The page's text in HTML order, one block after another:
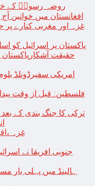
روضہ رسولؐ کے
افغانستان میں خواتین
غزہ اور مغربی کنارے
پاکستان پر اسرائیل کو
حقیقت
امریکی سفیرڈونلڈ
فلسطین: قبل از وقت
ترکی کا جنگ بندی کے بعد
غزہ
جنوبی افریقا نے
ہالینڈ میں پہلی بار